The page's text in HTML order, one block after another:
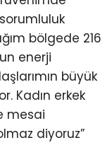
bölgede 216
enerji
büyük
Kadın erkek
mesai
diyoruz”